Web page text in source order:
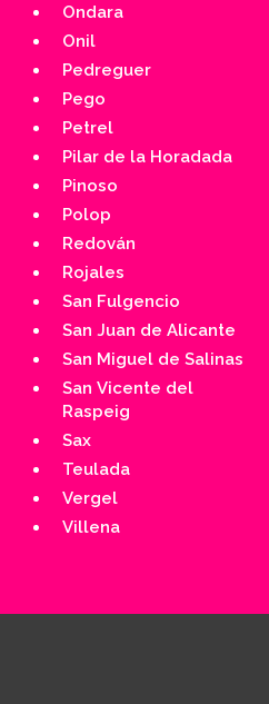
Ondara
Onil
Pedreguer
Pego
Petrel
Pilar de la Horadada
Pinoso
Polop
Redován
Rojales
San Fulgencio
San Juan de Alicante
San Miguel de Salinas
San Vicente del
Raspeig
Sax
Teulada
Vergel
Villena